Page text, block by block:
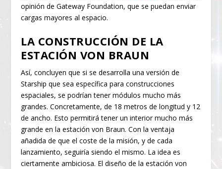
opinión de Gateway Foundation, que se puedan enviar
cargas mayores al espacio.
LA CONSTRUCCIÓN DE LA
ESTACIÓN VON BRAUN
Así, concluyen que si se desarrolla una versión de
Starship que sea específica para construcciones
espaciales, se podrían tener módulos mucho más
grandes. Concretamente, de 18 metros de longitud y 12
de ancho. Esto permitirá tener un interior mucho más
grande en la estación von Braun. Con la ventaja
añadida de que el coste de la misión, y de cada
lanzamiento, seguiría siendo el mismo. La idea es
ciertamente ambiciosa. El diseño de la estación von